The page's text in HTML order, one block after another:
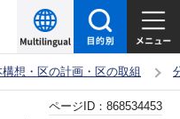
構想・区の計画・区の取組
ページID： 868534453